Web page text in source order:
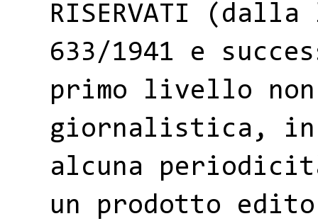
RISERVATI
633/1941 e
primo livello
giornalistica, in
alcuna
un prodotto